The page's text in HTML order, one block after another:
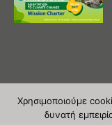
Χρησιμοποιούμε
δυνατή